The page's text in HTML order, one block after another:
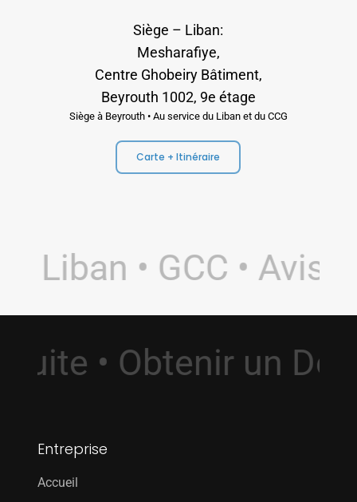
Siège – Liban:
Mesharafiye,
Centre Ghobeiry Bâtiment,
Beyrouth 1002, 9e étage
Siège à Beyrouth • Au service du Liban et du CCG
Carte + Itinéraire
Liban • GCC • Avis
• Obtenir un
Entreprise
Accueil